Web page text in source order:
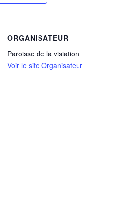
ORGANISATEUR
Paroisse de la visiation
Voir le site Organisateur